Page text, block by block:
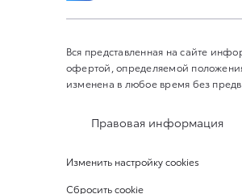
Вся представленная на сайте
офертой, определяемой
изменена в любое время без
Правовая информация
Изменить настройку cookies
Сбросить cookie